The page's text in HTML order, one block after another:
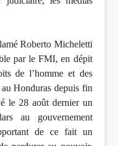
Roberto Micheletti
par le FMI, en dépit
de l’homme et des
au Honduras depuis fin
le 28 août dernier un
au gouvernement
de ce fait un